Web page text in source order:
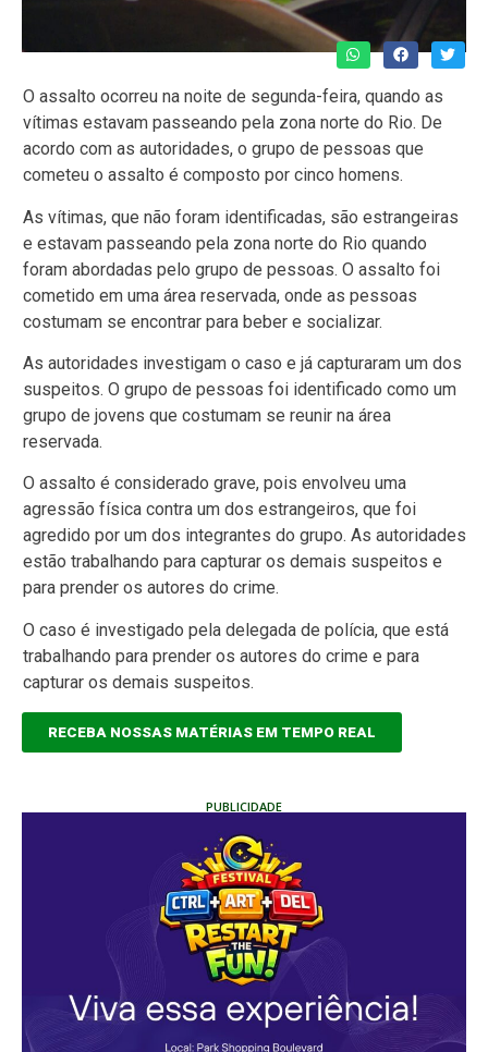
O assalto ocorreu na noite de segunda-feira, quando as
vítimas estavam passeando pela zona norte do Rio. De
acordo com as autoridades, o grupo de pessoas que
cometeu o assalto é composto por cinco homens.
As vítimas, que não foram identificadas, são estrangeiras
e estavam passeando pela zona norte do Rio quando
foram abordadas pelo grupo de pessoas. O assalto foi
cometido em uma área reservada, onde as pessoas
costumam se encontrar para beber e socializar.
As autoridades investigam o caso e já capturaram um dos
suspeitos. O grupo de pessoas foi identificado como um
grupo de jovens que costumam se reunir na área
reservada.
O assalto é considerado grave, pois envolveu uma
agressão física contra um dos estrangeiros, que foi
agredido por um dos integrantes do grupo. As autoridades
estão trabalhando para capturar os demais suspeitos e
para prender os autores do crime.
O caso é investigado pela delegada de polícia, que está
trabalhando para prender os autores do crime e para
capturar os demais suspeitos.
RECEBA NOSSAS MATÉRIAS EM TEMPO REAL
PUBLICIDADE